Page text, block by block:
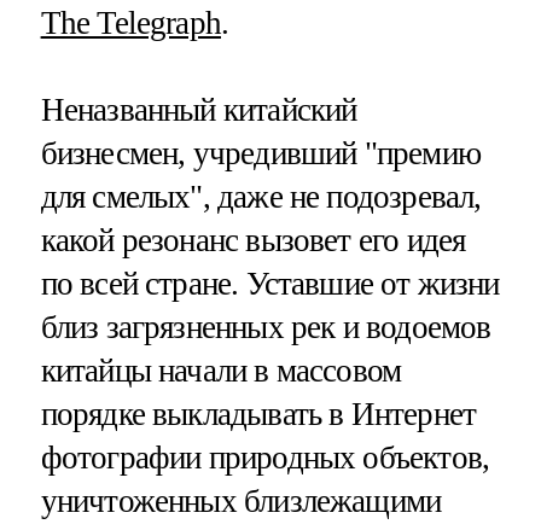
The Telegraph.
Неназванный китайский
бизнесмен, учредивший "премию
для смелых", даже не подозревал,
какой резонанс вызовет его идея
по всей стране. Уставшие от жизни
близ загрязненных рек и водоемов
китайцы начали в массовом
порядке выкладывать в Интернет
фотографии природных объектов,
уничтоженных близлежащими